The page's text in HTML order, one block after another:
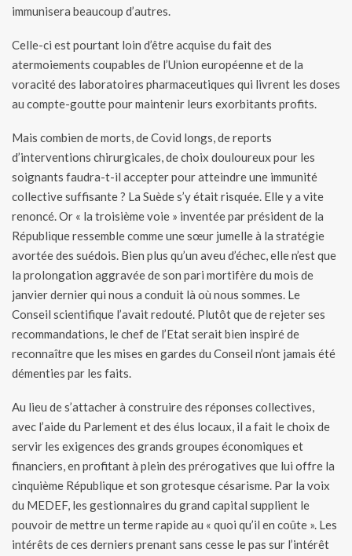
immunisera beaucoup d’autres.
Celle-ci est pourtant loin d’être acquise du fait des
atermoiements coupables de l’Union européenne et de la
voracité des laboratoires pharmaceutiques qui livrent les doses
au compte-goutte pour maintenir leurs exorbitants profits.
Mais combien de morts, de Covid longs, de reports
d’interventions chirurgicales, de choix douloureux pour les
soignants faudra-t-il accepter pour atteindre une immunité
collective suffisante ? La Suède s’y était risquée. Elle y a vite
renoncé. Or « la troisième voie » inventée par président de la
République ressemble comme une sœur jumelle à la stratégie
avortée des suédois. Bien plus qu’un aveu d’échec, elle n’est que
la prolongation aggravée de son pari mortifère du mois de
janvier dernier qui nous a conduit là où nous sommes. Le
Conseil scientifique l’avait redouté. Plutôt que de rejeter ses
recommandations, le chef de l’Etat serait bien inspiré de
reconnaître que les mises en gardes du Conseil n’ont jamais été
démenties par les faits.
Au lieu de s’attacher à construire des réponses collectives,
avec l’aide du Parlement et des élus locaux, il a fait le choix de
servir les exigences des grands groupes économiques et
financiers, en profitant à plein des prérogatives que lui offre la
cinquième République et son grotesque césarisme. Par la voix
du MEDEF, les gestionnaires du grand capital supplient le
pouvoir de mettre un terme rapide au « quoi qu’il en coûte ». Les
intérêts de ces derniers prenant sans cesse le pas sur l’intérêt